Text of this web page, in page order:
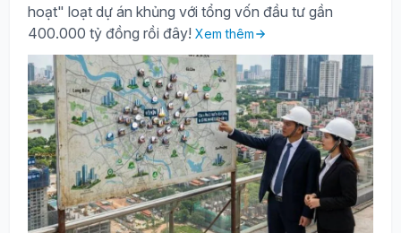
hoạt" loạt dự án khủng với tổng vốn đầu tư gần
400.000 tỷ đồng rồi đây! Xem thêm